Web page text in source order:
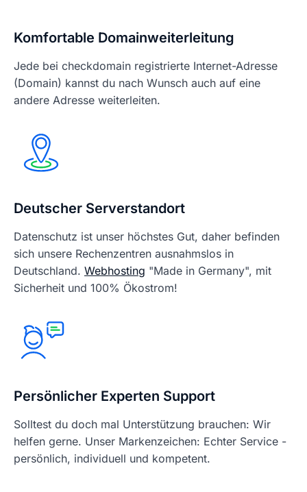
Komfortable Domainweiterleitung
Jede bei checkdomain registrierte Internet-Adresse
(Domain) kannst du nach Wunsch auch auf eine
andere Adresse weiterleiten.
Deutscher Serverstandort
Datenschutz ist unser höchstes Gut, daher befinden
sich unsere Rechenzentren ausnahmslos in
Deutschland. Webhosting "Made in Germany", mit
Sicherheit und 100% Ökostrom!
Persönlicher Experten Support
Solltest du doch mal Unterstützung brauchen: Wir
helfen gerne. Unser Markenzeichen: Echter Service -
persönlich, individuell und kompetent.